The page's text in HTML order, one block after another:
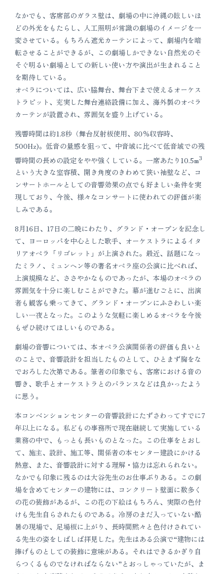
なかでも、客席部のガラス壁は、劇場の中に沖縄の眩しいほ
どの外光をもたらし、人工照明が常識の劇場のイメージを一
変させている。もちろん遮光カーテンによって、劇場内を暗
転させることができるが、この劇場しかできない自然光のそ
そぐ明るい劇場としての新しい使い方や演出が生まれること
を期待している。
オペラについては、広い脇舞台、舞台下まで使えるオーケス
トラピット、充実した舞台連絡設備に加え、海外製のオペラ
カーテンが設置され、雰囲気を盛り上げている。
残響時間は約1.8秒（舞台反射板使用、80％収容時、
500Hz)。低音の量感を狙って、中音域に比べて低音域での残
響時間の長めの設定をやや強くしている。一席あたり10.5m3
という大きな室容積、開き角度のきわめて狭い袖壁など、コ
ンサートホールとしての音響効果の点でも好ましい条件を実
現しており、今後、様々なコンサートに使われての評価が楽
しみである。
8月16日、17日の二晩にわたり、グランド・オープンを記念し
て、ヨーロッパを中心とした歌手、オーケストラによるイタ
リアオペラ「リゴレット」が上演された。最近、話題になっ
たミラノ、ミュンヘン等の著名オペラ座の公演に比べれば、
上演規模など、ささやかなものであったが、本場のオペラの
雰囲気を十分に楽しむことができた。幕が進むごとに、出演
者も観客も乗ってきて、グランド・オープンにふさわしい楽
しい一夜となった。このような気軽に楽しめるオペラを今後
もぜひ続けてほしいものである。
劇場の音響については、本オペラ公演関係者の評価も良いと
のことで、音響設計を担当したものとして、ひとまず胸をな
でおろした次第である。筆者の印象でも、客席における音の
響き、歌手とオーケストラとのバランスなどは良かったよう
に思う。
本コンベンションセンターの音響設計にたずさわってすでに7
年以上になる。私どもの事務所で現在継続して実施している
業務の中で、もっとも長いものとなった。この仕事をとおし
て、施主、設計、施工等、関係者の本センター建設にかける
熱意、また、音響設計に対する理解・協力は忘れられない。
なかでも印象に残るのは大谷先生のお仕事ぶりある。この劇
場を含めてセンターの建物には、コンクリート壁面に数多く
の花の装飾があるが、この花の下絵はもちろん、実際の色付
けも先生自らされたものである。冷房のまだ入っていない酷
暑の現場で、足場板に上がり、長時間黙々と色付けされてい
る先生の姿をしばしば拝見した。先生はある公演で“建物には
捧げものとしての装飾に意味がある。それはできるかぎり自
らつくるものでなければならない”とおっしゃっていたが、ま